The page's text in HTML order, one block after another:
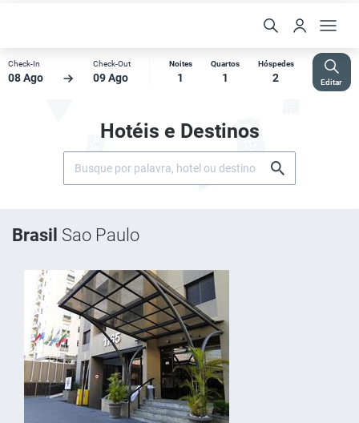
Check-In
08 Ago
Check-Out
09 Ago
Noites
1
Quartos
1
Hóspedes
2 Editar
Hotéis e Destinos
Brasil Sao Paulo